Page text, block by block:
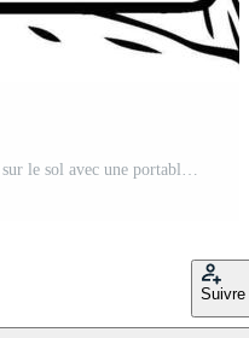
Suivre